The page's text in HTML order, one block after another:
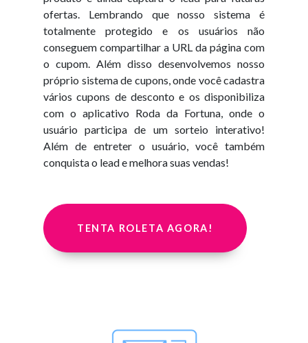
ofertas. Lembrando que nosso sistema é
totalmente protegido e os usuários não
conseguem compartilhar a URL da página com
o cupom. Além disso desenvolvemos nosso
próprio sistema de cupons, onde você cadastra
vários cupons de desconto e os disponibiliza
com o aplicativo Roda da Fortuna, onde o
usuário participa de um sorteio interativo!
Além de entreter o usuário, você também
conquista o lead e melhora suas vendas!
TENTA ROLETA AGORA!